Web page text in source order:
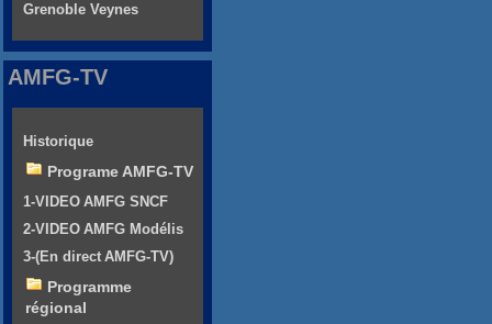
Grenoble Veynes
AMFG-TV
Historique
Programe AMFG-TV
1-VIDEO AMFG SNCF
2-VIDEO AMFG Modélis
3-(En direct AMFG-TV)
Programme
régional